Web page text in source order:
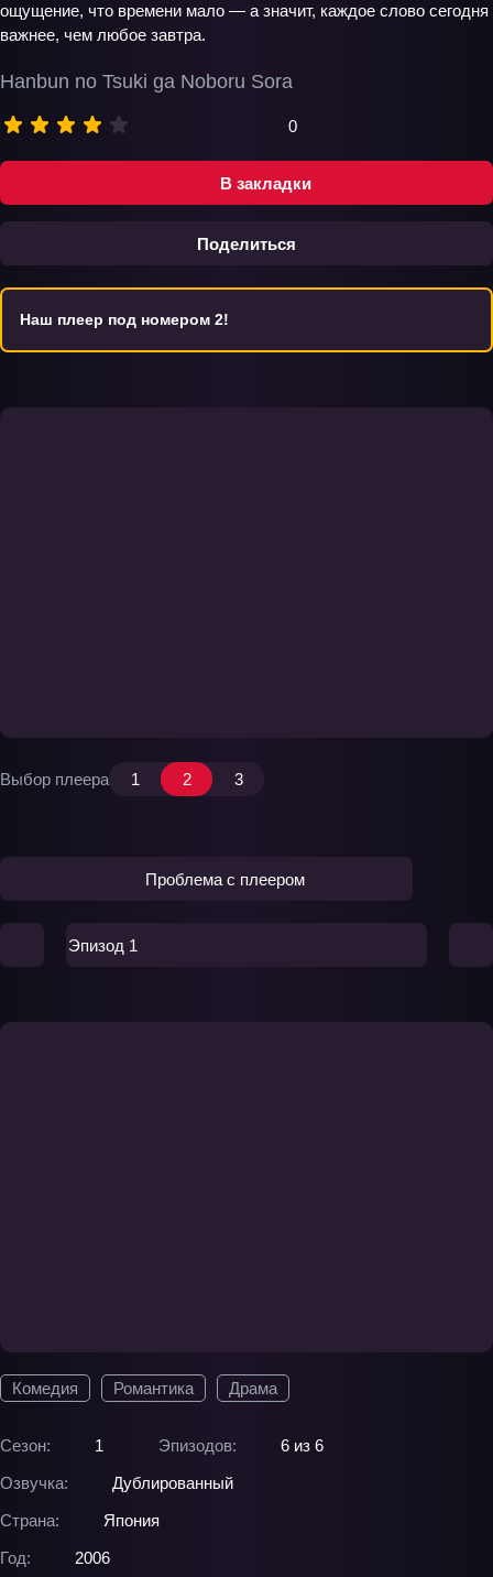
В закладки
Поделиться
Hanbun no Tsuki ga Noboru Sora
0
Комедия Романтика Драма
Сезон: 1 Эпизодов:
6 из 6
Озвучка:
Дублированный
Страна:
Япония
Год:
2006
ощущение, что времени мало — а значит, каждое слово сегодня
важнее, чем любое завтра.
Наш плеер под номером 2!
Выбор плеера 1 2 3
Проблема с плеером
Эпизод 1